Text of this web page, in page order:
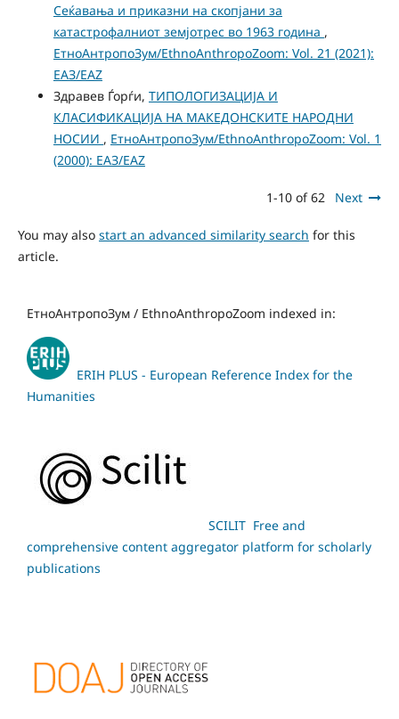
Сеќавања и приказни на скопјани за
катастрофалниот земјотрес во 1963 година ,
ЕтноАнтропоЗум/EthnoAnthropoZoom: Vol. 21 (2021):
ЕАЗ/EAZ
Здравев Ѓорѓи, ТИПОЛОГИЗАЦИЈА И
КЛАСИФИКАЦИЈА НА МАКЕДОНСКИТЕ НАРОДНИ
НОСИИ , ЕтноАнтропоЗум/EthnoAnthropoZoom: Vol. 1
(2000): ЕАЗ/EAZ
1-10 of 62 Next
You may also start an advanced similarity search for this
article.
ЕтноАнтропоЗум / EthnoAnthropoZoom indexed in:
ERIH PLUS - European Reference Index for the
Humanities
SCILIT Free and
comprehensive content aggregator platform for scholarly
publications